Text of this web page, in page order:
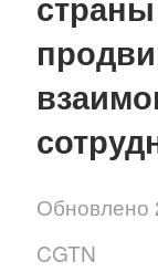
Обновлено
CGTN